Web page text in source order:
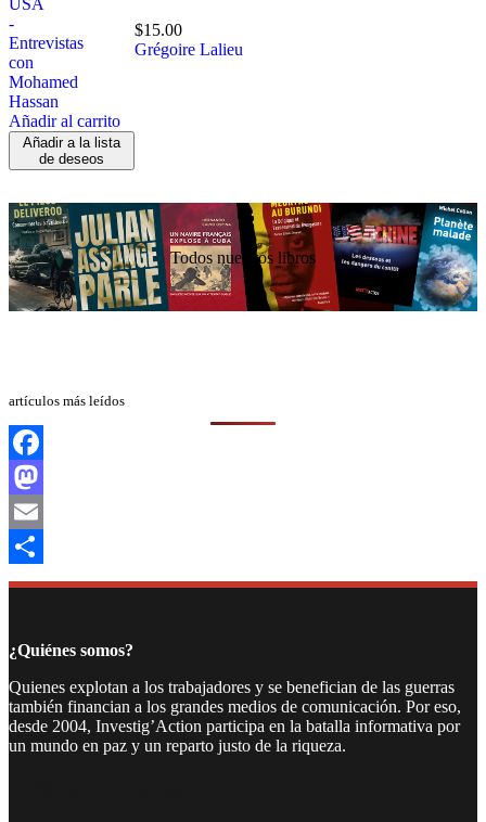
Añadir al carrito
Añadir a la lista
de deseos
$15.00
Grégoire Lalieu
Todos nuestros libros
artículos más leídos
Facebook
Mastodon
Email
Compartir
¿Quiénes somos?
Quienes explotan a los trabajadores y se benefician de las guerras
también financian a los grandes medios de comunicación. Por eso,
desde 2004, Investig’Action participa en la batalla informativa por
un mundo en paz y un reparto justo de la riqueza.